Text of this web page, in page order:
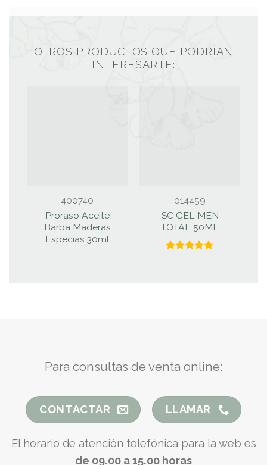
OTROS PRODUCTOS QUE PODRÍAN
INTERESARTE:
400740
Proraso Aceite
Barba Maderas
Especias 30ml
014459
SC GEL MEN
TOTAL 50ML
Para consultas de venta online:
CONTACTAR LLAMAR
El horario de atención telefónica para la web es
de 09.00 a 15.00 horas